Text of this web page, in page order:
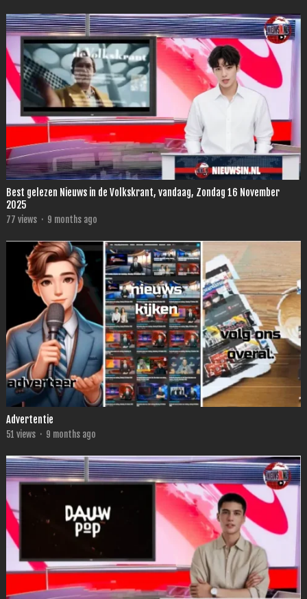
Best gelezen Nieuws in de Volkskrant, vandaag, Zondag 16 November
2025
77 views · 9 months ago
Advertentie
51 views · 9 months ago